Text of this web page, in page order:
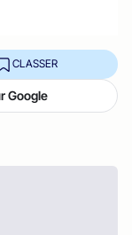
CLASSER
Google